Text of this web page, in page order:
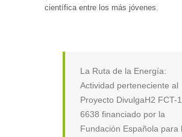
científica entre los más jóvenes.
La Ruta de la Energía:
Actividad perteneciente al
Proyecto DivulgaH2 FCT-
6638 financiado por la
Fundación Española para